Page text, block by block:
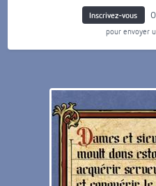
Inscrivez-vous
pour envoyer